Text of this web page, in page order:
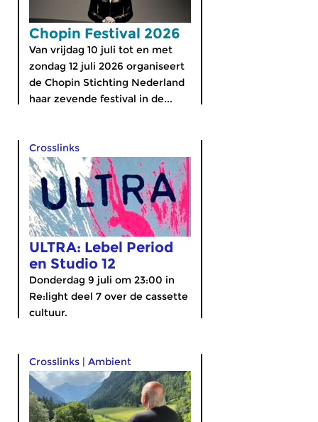
Chopin Festival 2026
Van vrijdag 10 juli tot en met
zondag 12 juli 2026 organiseert
de Chopin Stichting Nederland
haar zevende festival in de...
Crosslinks
ULTRA: Lebel Period
en Studio 12
Donderdag 9 juli om 23:00 in
Re:light deel 7 over de cassette
cultuur.
Crosslinks | Ambient